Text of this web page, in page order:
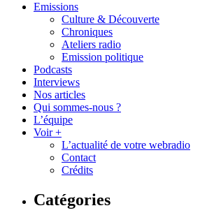
Emissions
Culture & Découverte
Chroniques
Ateliers radio
Emission politique
Podcasts
Interviews
Nos articles
Qui sommes-nous ?
L’équipe
Voir +
L’actualité de votre webradio
Contact
Crédits
Catégories